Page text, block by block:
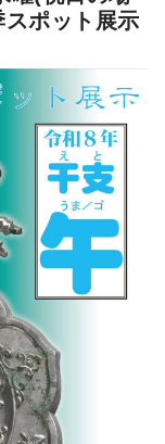
ポット展示